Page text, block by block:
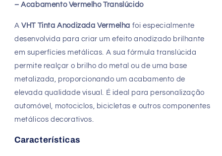
– Acabamento Vermelho Translúcido
AVHT Tinta Anodizada Vermelha foi especialmente
desenvolvida para criar um efeito anodizado brilhante
em superfícies metálicas. A sua fórmula translúcida
permite realçar o brilho do metal ou de uma base
metalizada, proporcionando um acabamento de
elevada qualidade visual. É ideal para personalização
automóvel, motociclos, bicicletas e outros componentes
metálicos decorativos.
Características